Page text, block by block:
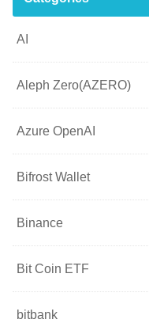
AI
Aleph Zero(AZERO)
Azure OpenAI
Bifrost Wallet
Binance
Bit Coin ETF
bitbank